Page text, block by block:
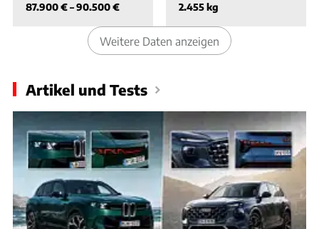
87.900 € – 90.500 € 2.455 kg
Weitere Daten anzeigen
Artikel und Tests